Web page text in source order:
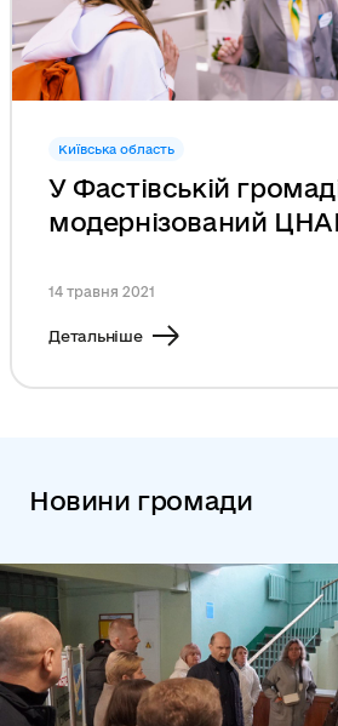
Київська область
У Фастівській
модернізований
14 травня 2021
Детальніше
Новини громади